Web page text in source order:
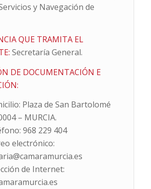
y Navegación de
QUE TRAMITA EL
Secretaría General.
DE DOCUMENTACIÓN E
Plaza de San Bartolomé
– MURCIA.
968 229 404
electrónico:
de Internet: